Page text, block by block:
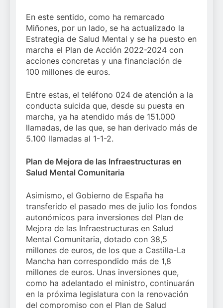
En este sentido, como ha remarcado
Miñones, por un lado, se ha actualizado la
Estrategia de Salud Mental y se ha puesto en
marcha el Plan de Acción 2022-2024 con
acciones concretas y una financiación de
100 millones de euros.
Entre estas, el teléfono 024 de atención a la
conducta suicida que, desde su puesta en
marcha, ya ha atendido más de 151.000
llamadas, de las que, se han derivado más de
5.100 llamadas al 1-1-2.
Plan de Mejora de las Infraestructuras en
Salud Mental Comunitaria
Asimismo, el Gobierno de España ha
transferido el pasado mes de julio los fondos
autonómicos para inversiones del Plan de
Mejora de las Infraestructuras en Salud
Mental Comunitaria, dotado con 38,5
millones de euros, de los que a Castilla-La
Mancha han correspondido más de 1,8
millones de euros. Unas inversiones que,
como ha adelantado el ministro, continuarán
en la próxima legislatura con la renovación
del compromiso con el Plan de Salud